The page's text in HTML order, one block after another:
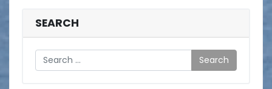
SEARCH
Search